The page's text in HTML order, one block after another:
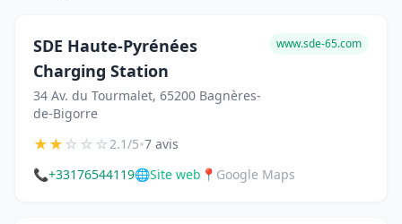
SDE Haute-Pyrénées
Charging Station
34 Av. du Tourmalet, 65200 Bagnères-
de-Bigorre
www.sde-65.com
★★☆☆☆2.1/5•7 avis
📞+33176544119🌐Site web 📍 Google Maps